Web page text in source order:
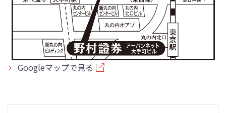
Googleマップで見る